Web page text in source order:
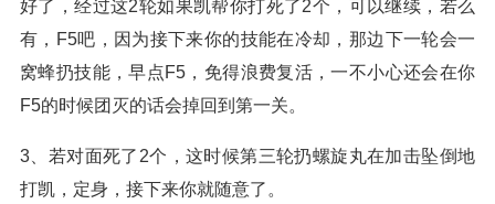
好了，经过这2轮如果凯帮你打死了2个，可以继续，若么
有，F5吧，因为接下来你的技能在冷却，那边下一轮会一
窝蜂扔技能，早点F5，免得浪费复活，一不小心还会在你
F5的时候团灭的话会掉回到第一关。
3、若对面死了2个，这时候第三轮扔螺旋丸在加击坠倒地
打凯，定身，接下来你就随意了。